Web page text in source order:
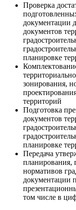
Проверка
документации
документов
планировке
зонирования,
территорий
Подготовка
документов
планировке
Передача
планирования,
нормативов
документации
том числе в